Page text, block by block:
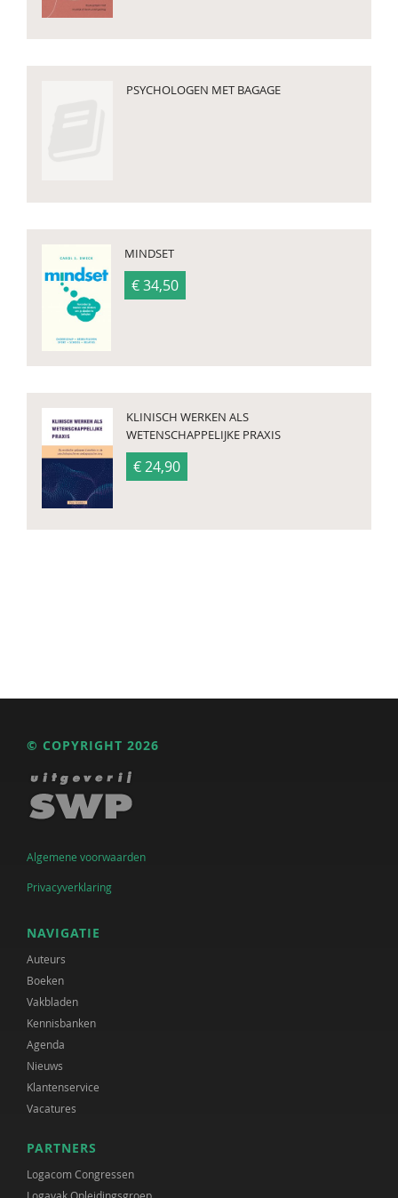
PSYCHOLOGEN MET BAGAGE
MINDSET
€ 34,50
KLINISCH WERKEN ALS
WETENSCHAPPELIJKE PRAXIS
€ 24,90
© COPYRIGHT 2026
Algemene voorwaarden
Privacyverklaring
NAVIGATIE
Auteurs
Boeken
Vakbladen
Kennisbanken
Agenda
Nieuws
Klantenservice
Vacatures
PARTNERS
Logacom Congressen